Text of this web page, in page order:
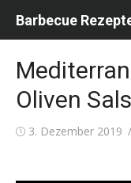
Barbecue
Oliven
Posted
3. Dezember 2019